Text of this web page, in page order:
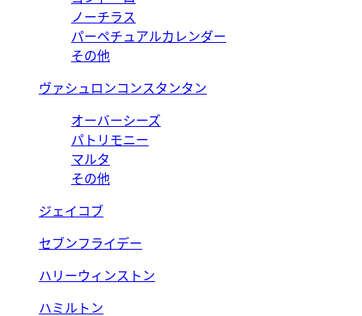
ノーチラス
パーペチュアルカレンダー
その他
ヴァシュロンコンスタンタン
オーバーシーズ
パトリモニー
マルタ
その他
ジェイコブ
セブンフライデー
ハリーウィンストン
ハミルトン